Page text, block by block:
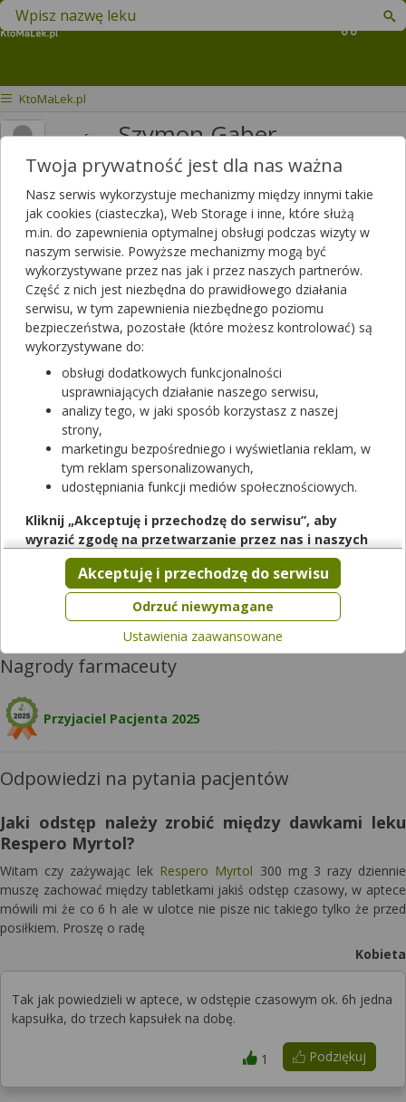
Koszyk
Znajdź lek w swojej okolicy
KtoMaLek.pl
mgr farm.Szymon Gaber
Odpowiedzi Polubień
Polecanych artykułów
0 Lista artykułów
Farmaceuta z apteki w Brzegu Dolnemu
Czy chcesz wysłać pytanie do apteki,
w której pracuje ten farmaceuta?
Zapytaj teraz
Opis
Apteka Dolnobrzeska, ul. Wojciecha Kętrzyńskiego 1, 56-120 Brzeg
Nagrody farmaceuty
Przyjaciel Pacjenta 2025
Odpowiedzi na pytania pacjentów
Jaki odstęp należy zrobić między dawkami leku
Respero Myrtol?
Witam czy zażywając lek Respero Myrtol 300 mg 3 razy dziennie
muszę zachować między tabletkami jakiś odstęp czasowy, w aptece
mówili mi że co 6 h ale w ulotce nie pisze nic takiego tylko że przed
posiłkiem. Proszę o radę
Kobieta
Tak jak powiedzieli w aptece, w odstępie czasowym ok. 6h jedna
kapsułka, do trzech kapsułek na dobę.
Podziękuj
1
Twoja prywatność jest dla nas ważna
Nasz serwis wykorzystuje mechanizmy między innymi takie
jak cookies (ciasteczka), Web Storage i inne, które służą
m.in. do zapewnienia optymalnej obsługi podczas wizyty w
naszym serwisie. Powyższe mechanizmy mogą być
wykorzystywane przez nas jak i przez naszych partnerów.
Część z nich jest niezbędna do prawidłowego działania
serwisu, w tym zapewnienia niezbędnego poziomu
bezpieczeństwa, pozostałe (które możesz kontrolować) są
wykorzystywane do:
obsługi dodatkowych funkcjonalności
usprawniających działanie naszego serwisu,
analizy tego, w jaki sposób korzystasz z naszej
strony,
marketingu bezpośredniego i wyświetlania reklam, w
tym reklam spersonalizowanych,
udostępniania funkcji mediów społecznościowych.
Kliknij „Akceptuję i przechodzę do serwisu”, aby
wyrazić zgodę na przetwarzanie przez nas i naszych
partnerów Twoich danych w powyższych celach.
Pamiętaj, że wyrażenie zgody jest dobrowolne, a wyrażoną
zgodę możesz w każdej chwili cofnąć, możesz też wycofać
zgodę na przetwarzanie Twoich danych tylko w niektórych
celach. Jeżeli chcesz dowiedzieć się więcej lub chcesz
przeprowadzić konfigurację szczegółową, to możesz tego
dokonać za pomocą „Ustawień zaawansowanych”.
Więcej informacji na temat wykorzystywania narzędzi
zewnętrznych w naszym serwisie znajdziesz w
Serwisu
Odrzuć niewymagane
Akceptuję i przechodzę do serwisu
Ustawienia zaawansowane